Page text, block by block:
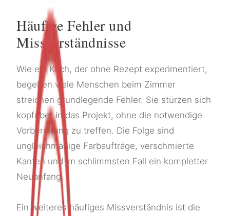
Häufige Fehler und
Missverständnisse
Wie ein Koch, der ohne Rezept experimentiert,
begehen viele Menschen beim Zimmer
streichen grundlegende Fehler. Sie stürzen sich
kopfüber in das Projekt, ohne die notwendige
Vorbereitung zu treffen. Die Folge sind
ungleichmäßige Farbaufträge, verschmierte
Kanten und im schlimmsten Fall ein kompletter
Neuanfang.
Ein weiteres häufiges Missverständnis ist die